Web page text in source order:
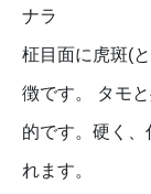
ナラ
柾目面に虎斑(
徴です。 タモ
的です。硬く
れます。